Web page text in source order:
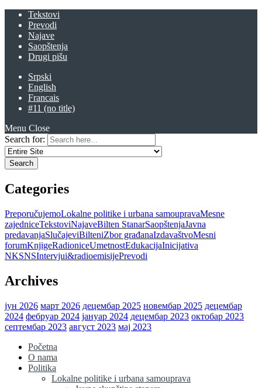
Tekstovi
Prevodi
Najave
Saopštenja
Drugi pišu
Srpski
English
Francais
#11 (no title)
Menu Close
Search for:
Categories
PreporučujemoLokalne politike i urbana samoupravaMesne
zajedniceTekstoviNajaveBilten StanarSaopštenjaJavna
predavanjaSlučajeviBilteniZbor građanaIzdavaštvoMesni
forumKnjigeRadioniceUmetnostEdukacijaInicijativa
NKSNSIntervjui&radioemisijePrevodi
Archives
јун 2026 март 2026 децембар 2025 новембар 2025 децембар
2024 фебруар 2024 јануар 2024 децембар 2023 октобар 2023
септембар 2023 август 2023 мај 2023
Početna
O nama
Politika
Lokalne politike i urbana samouprava